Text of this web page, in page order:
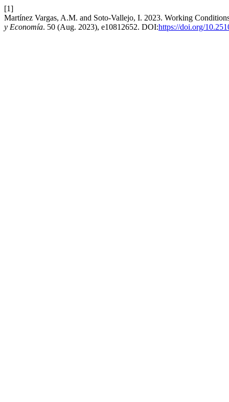
[1]
Martínez Vargas, A.M. and Soto-Vallejo, I. 2023. Working
y Economía. 50 (Aug. 2023), e10812652. DOI:https://doi.org/